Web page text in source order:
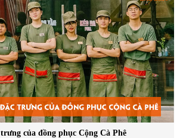
của đồng phục Cộng Cà Phê